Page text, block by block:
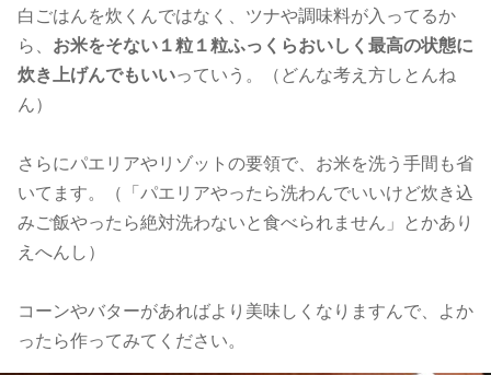
白ごはんを炊くんではなく、ツナや調味料が入ってるか
ら、 お米をそない１粒１粒ふっくらおいしく最高の状態に
炊き上げんでもいいっていう。（どんな考え方しとんね
ん）
さらにパエリアやリゾットの要領で、お米を洗う手間も省
いてます。（「パエリアやったら洗わんでいいけど炊き込
みご飯やったら絶対洗わないと食べられません」とかあり
えへんし）
コーンやバターがあればより美味しくなりますんで、よか
ったら作ってみてください。